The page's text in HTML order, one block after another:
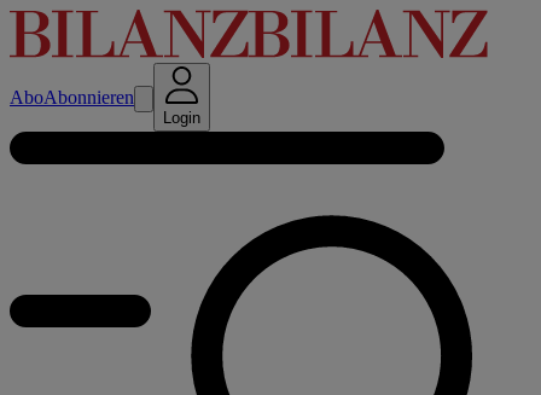
AboAbonnieren
Login